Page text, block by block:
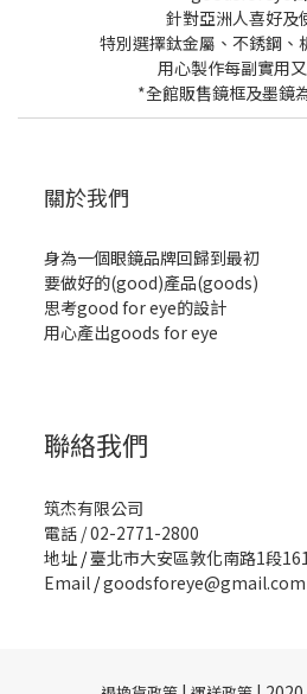
針對亞洲人喜好及
特別選擇鈦金屬、不銹鋼、
用心製作每副實用
*全館販售鏡框及墨鏡
關於我們
身為一個眼鏡品牌回歸到最初
要做好的(good)產品(goods)
思考good for eye的設計
用心產出goods for eye
聯絡我們
筑杰有限公司
電話 / 02-2771-2800
地址 /臺北市大安區敦化南路1段
Email /goodsforeye@gmail.com